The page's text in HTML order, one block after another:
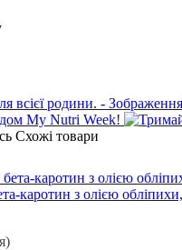
My Nutri Week!
Схожі товари
каротин з олією